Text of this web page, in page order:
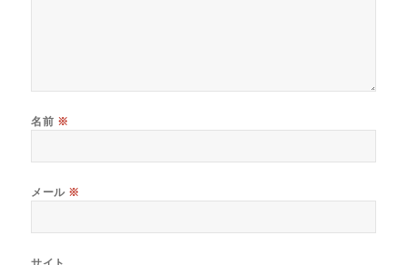
名前 ※
メール ※